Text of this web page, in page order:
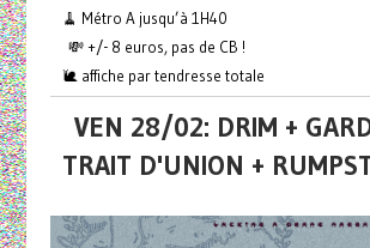
🧹 Métro A jusqu’à 1H40
💸 +/- 8 euros, pas de CB !
🐌 affiche par tendresse totale
VEN 28/02: DRIM +
TRAIT D'UNION +